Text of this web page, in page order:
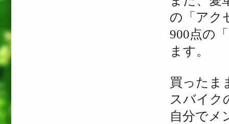
の「アク
900点の
ます。
買ったま
スバイク
自分でメ